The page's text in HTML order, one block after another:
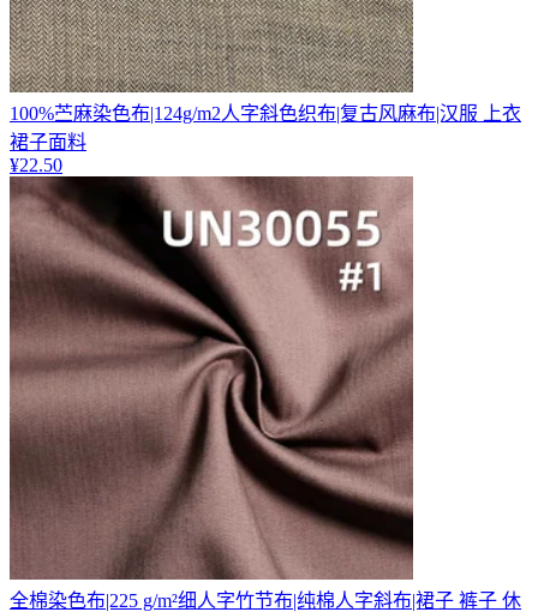
100%苎麻染色布|124g/m2人字斜色织布|复古风麻布|汉服 上衣
裙子面料
¥22.50
全棉染色布|225 g/m²细人字竹节布|纯棉人字斜布|裙子 裤子 休